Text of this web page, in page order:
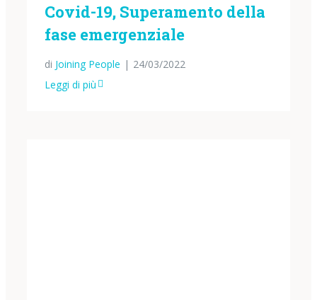
Covid-19, Superamento della
fase emergenziale
di Joining People | 24/03/2022
Leggi di più